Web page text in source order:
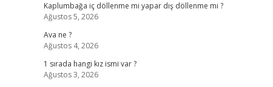
Kaplumbağa iç döllenme mi yapar dış döllenme mi ?
Ağustos 5, 2026
Ava ne ?
Ağustos 4, 2026
1 sırada hangi kız ismi var ?
Ağustos 3, 2026